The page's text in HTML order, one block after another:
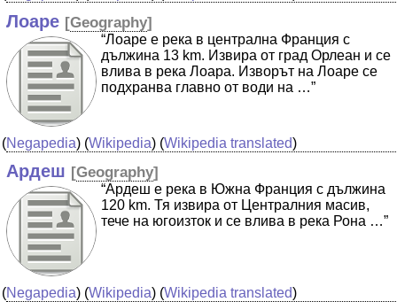
Лоаре [Geography]
“Лоаре е река в централна Франция с
дължина 13 km. Извира от град Орлеан и се
влива в река Лоара. Изворът на Лоаре се
подхранва главно от води на …”
(Negapedia) (Wikipedia) (Wikipedia translated)
Ардеш [Geography]
“Ардеш е река в Южна Франция с дължина
120 km. Тя извира от Централния масив,
тече на югоизток и се влива в река Рона …”
(Negapedia) (Wikipedia) (Wikipedia translated)